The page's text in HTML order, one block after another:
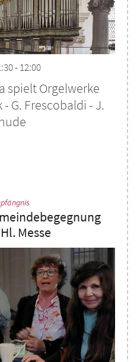
- 12:00
spielt Orgelwerke
G. Frescobaldi - J.
Messe